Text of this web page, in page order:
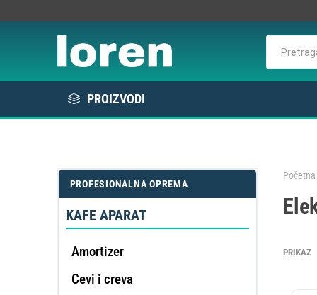
PROIZVODI
Bela tehnika
Elektro / Potrošni materijal
Profesionalna oprema
PROFESIONALNA OPREMA
KAFE APARAT
Amortizer
Cevi i creva
PRIKAZ